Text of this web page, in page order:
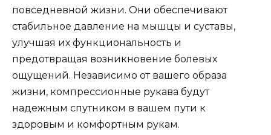
повседневной жизни. Они обеспечивают
стабильное давление на мышцы и суставы,
улучшая их функциональность и
предотвращая возникновение болевых
ощущений. Независимо от вашего образа
жизни, компрессионные рукава будут
надежным спутником в вашем пути к
здоровым и комфортным рукам.